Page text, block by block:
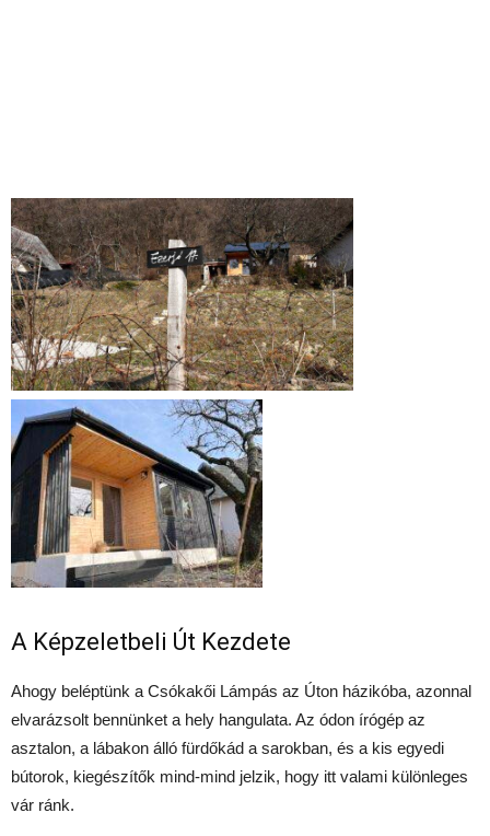
A Képzeletbeli Út Kezdete
Ahogy beléptünk a Csókakői Lámpás az Úton házikóba, azonnal
elvarázsolt bennünket a hely hangulata. Az ódon írógép az
asztalon, a lábakon álló fürdőkád a sarokban, és a kis egyedi
bútorok, kiegészítők mind-mind jelzik, hogy itt valami különleges
vár ránk.